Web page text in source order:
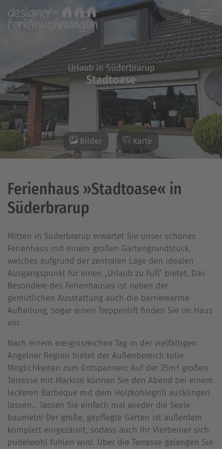
(0)
Urlaub in Süderbrarup
Stadtoase
Bilder Karte
Ferienhaus »Stadtoase« in
Süderbrarup
Mitten in Süderbrarup erwartet Sie unser schönes
Ferienhaus mit einem großen Gartengrundstück,
welches aufgrund der zentralen Lage den idealen
Ausgangspunkt für einen „Urlaub zu Fuß“ bietet. Das
Besondere des Ferienhauses ist neben der
gemütlichen Ausstattung auch die barrierearme
Aufteilung; sogar einen Treppenlift finden Sie im Haus
vor.
Nach einem ereignisreichen Tag in der vielfältigen
Angelner Region bietet der Außenbereich tolle
Möglichkeiten zum Entspannen: Auf der 25m² großen
Terrasse mit Markise können Sie den Abend bei einem
leckeren Barbeque mit dem Holzkohlegrill ausklingen
lassen... lassen Sie einfach mal wieder die Seele
baumeln! Der große, gepflegte Garten ist außerdem
komplett eingezäunt, sodass auch Ihr Vierbeiner sich
pudelwohl fühlen wird. Über die Terrasse gelangen Sie